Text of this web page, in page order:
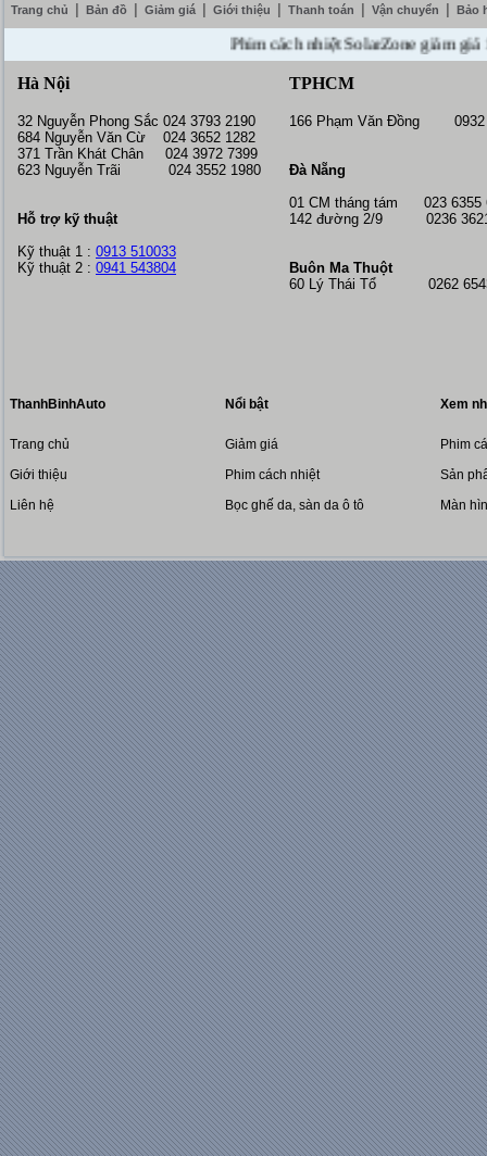
Trang chủ Bản đồ Giảm giá Giới thiệu Thanh toán Vận chuyển Bảo
Phim cách nhiệt SolarZone giảm giá
Hà Nội
32 Nguyễn Phong Sắc 024 3793 2190
684 Nguyễn Văn Cừ 024 3652 1282
371 Trần Khát Chân 024 3972 7399
623 Nguyễn Trãi 024 3552 1980
Hỗ trợ kỹ thuật
Kỹ thuật 1 : 0913 510033
Kỹ thuật 2 : 0941 543804
TPHCM
166 Phạm Văn Đồng 0932
Đà Nẵng
01 CM tháng tám 023 6355
142 đường 2/9 0236
Buôn Ma Thuột
60 Lý Thái Tổ 0262
ThanhBinhAuto
Trang chủ
Giới thiệu
Liên hệ
Nổi bật
Giảm giá
Phim cách nhiệt
Bọc ghế da, sàn da ô tô
Xem
Phim
Sản
Màn